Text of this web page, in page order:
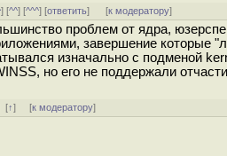
] [^^] [^^^] [ответить] [к модератору]
проблем от ядра,
завершение которые
изначально с подменой
но его не поддержали
[↑] [к модератору]